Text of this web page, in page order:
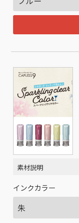
素材説明
インクカラー